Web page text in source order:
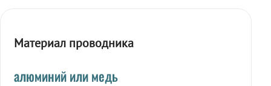
Материал проводника
алюминий или медь